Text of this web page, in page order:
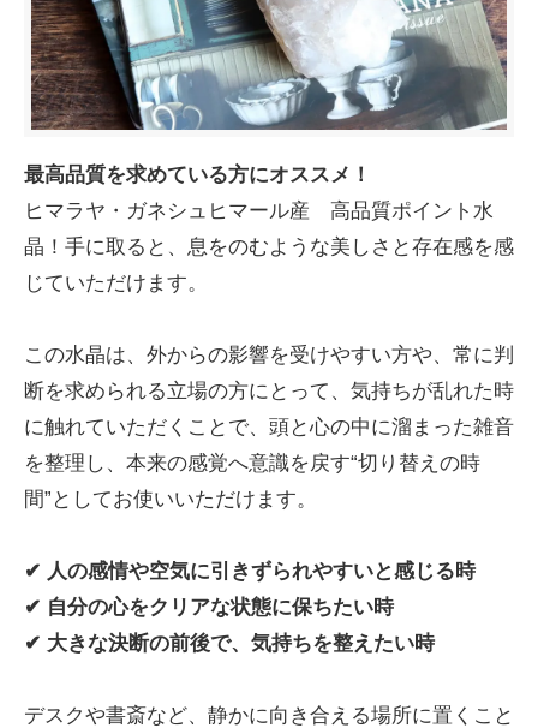
最高品質を求めている方にオススメ！
ヒマラヤ・ガネシュヒマール産 高品質ポイント水
晶！手に取ると、息をのむような美しさと存在感を感
じていただけます。
この水晶は、外からの影響を受けやすい方や、常に判
断を求められる立場の方にとって、気持ちが乱れた時
に触れていただくことで、頭と心の中に溜まった雑音
を整理し、本来の感覚へ意識を戻す“切り替えの時
間”としてお使いいただけます。
✔ 人の感情や空気に引きずられやすいと感じる時
✔ 自分の心をクリアな状態に保ちたい時
✔ 大きな決断の前後で、気持ちを整えたい時
デスクや書斎など、静かに向き合える場所に置くこと